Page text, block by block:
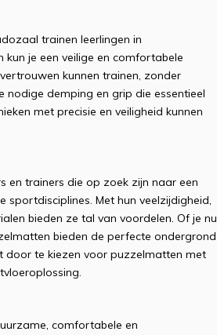
trainen leerlingen in
je een veilige en comfortabele
kunnen trainen, zonder
nodige demping en grip die essentieel
met precisie en veiligheid kunnen
en trainers die op zoek zijn naar een
Met hun veelzijdigheid,
bieden ze tal van voordelen. Of je nu
bieden de perfecte ondergrond
door te kiezen voor puzzelmatten met
comfortabele en